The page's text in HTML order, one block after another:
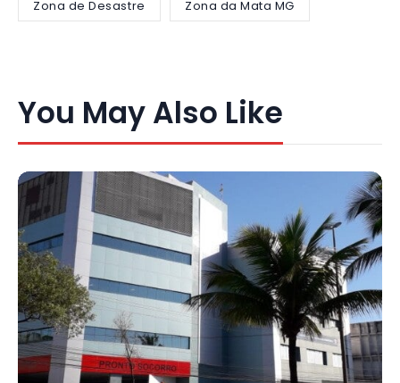
Zona de Desastre Zona da Mata MG
You May Also Like